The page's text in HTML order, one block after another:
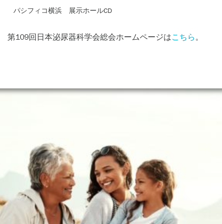
パシフィコ横浜 展示ホールCD
第109回日本泌尿器科学会総会ホームページはこちら。